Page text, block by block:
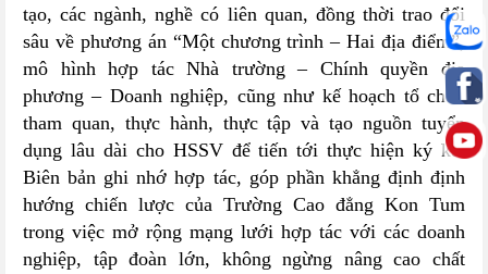
tạo, các ngành, nghề có liên quan, đồng thời trao đổi
sâu về phương án “Một chương trình – Hai địa điểm”,
mô hình hợp tác Nhà trường – Chính quyền địa
phương – Doanh nghiệp, cũng như kế hoạch tổ chức
tham quan, thực hành, thực tập và tạo nguồn tuyển
dụng lâu dài cho HSSV để tiến tới thực hiện ký kết
Biên bản ghi nhớ hợp tác, góp phần khẳng định định
hướng chiến lược của Trường Cao đẳng Kon Tum
trong việc mở rộng mạng lưới hợp tác với các doanh
nghiệp, tập đoàn lớn, không ngừng nâng cao chất